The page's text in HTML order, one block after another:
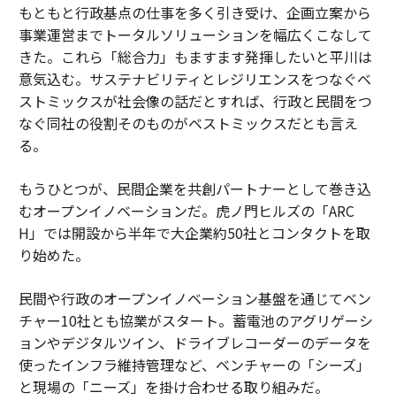
もともと行政基点の仕事を多く引き受け、企画立案から
事業運営までトータルソリューションを幅広くこなして
きた。これら「総合力」もますます発揮したいと平川は
意気込む。サステナビリティとレジリエンスをつなぐベ
ストミックスが社会像の話だとすれば、行政と民間をつ
なぐ同社の役割そのものがベストミックスだとも言え
る。
もうひとつが、民間企業を共創パートナーとして巻き込
むオープンイノベーションだ。虎ノ門ヒルズの「ARC
H」では開設から半年で大企業約50社とコンタクトを取
り始めた。
民間や行政のオープンイノベーション基盤を通じてベン
チャー10社とも協業がスタート。蓄電池のアグリゲーシ
ョンやデジタルツイン、ドライブレコーダーのデータを
使ったインフラ維持管理など、ベンチャーの「シーズ」
と現場の「ニーズ」を掛け合わせる取り組みだ。